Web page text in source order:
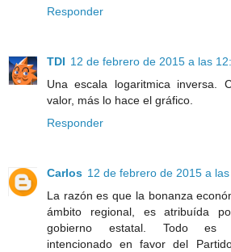
Responder
TDI 12 de febrero de 2015 a las
Una escala logaritmica inversa.
valor, más lo hace el gráfico.
Responder
Carlos 12 de febrero de 2015 a
La razón es que la bonanza
ámbito regional, es atribuída
gobierno estatal. Todo es
intencionado en favor del